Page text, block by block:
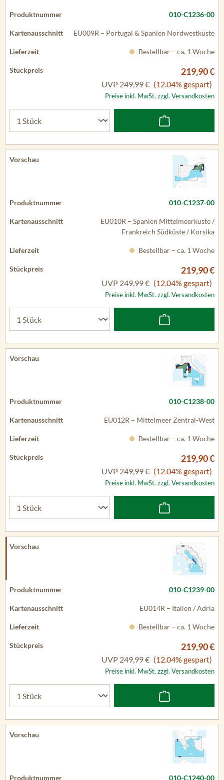
010-C1236-00
EU009R – Portugal & Spanien Nordwestküste
Bestellbar – ca. 1 Woche
219,90 €
UVP 249,99 € (12.04% gespart)
Preise inkl. MwSt. zzgl. Versandkosten
010-C1237-00
EU010R – Spanien Mittelmeerküste /
Frankreich Südküste / Korsika
Bestellbar – ca. 1 Woche
219,90 €
UVP 249,99 € (12.04% gespart)
Preise inkl. MwSt. zzgl. Versandkosten
010-C1238-00
EU012R – Mittelmeer Zentral-West
Bestellbar – ca. 1 Woche
219,90 €
UVP 249,99 € (12.04% gespart)
Preise inkl. MwSt. zzgl. Versandkosten
010-C1239-00
EU014R – Italien / Adria
Bestellbar – ca. 1 Woche
219,90 €
UVP 249,99 € (12.04% gespart)
Preise inkl. MwSt. zzgl. Versandkosten
010-C1240-00